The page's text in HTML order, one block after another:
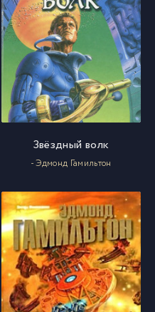
Звёздный волк
- Эдмонд Гамильтон